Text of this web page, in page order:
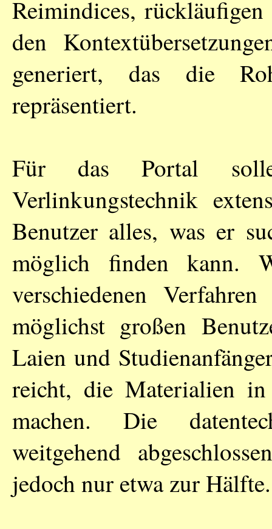
Reimindices,
den
generiert, das die
repräsentiert.
Für das Portal
Verlinkungstechnik
Benutzer alles, was er
möglich finden kann.
verschiedenen
möglichst großen
Laien und
reicht, die Materialien
machen. Die
weitgehend
jedoch nur etwa zur Hälfte.